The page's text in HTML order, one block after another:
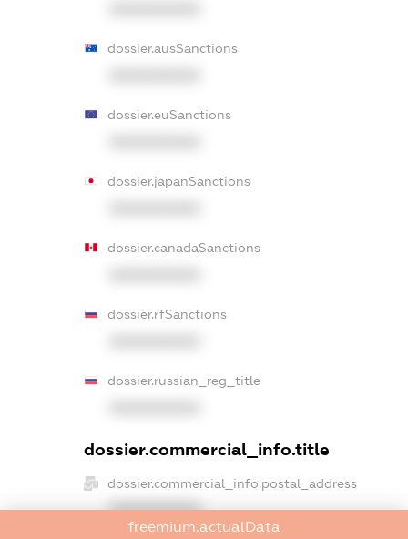
dossier.ausSanctions
dossier.euSanctions
dossier.japanSanctions
dossier.canadaSanctions
dossier.rfSanctions
dossier.russian_reg_title
dossier.commercial_info.title
dossier.commercial_info.postal_address
XXXXXXXXXX
freemium.actualData